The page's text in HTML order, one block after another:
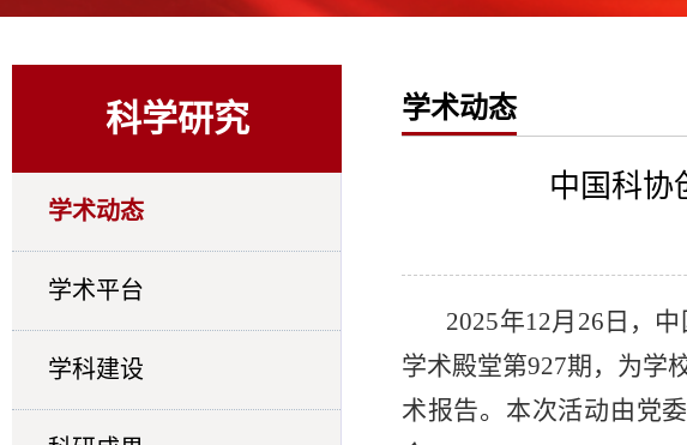
科学研究
学术动态
学术平台
学科建设
学术动态
中国科协
2025年12月26日，
学术殿堂第927期，为学
术报告。本次活动由党